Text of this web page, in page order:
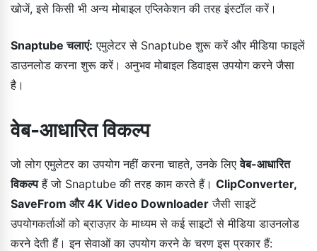
खोजें, इसे किसी भी अन्य मोबाइल एप्लिकेशन की तरह इंस्टॉल करें।
Snaptube चलाएं: एमुलेटर से Snaptube शुरू करें और मीडिया फाइलें
डाउनलोड करना शुरू करें। अनुभव मोबाइल डिवाइस उपयोग करने जैसा
है।
वेब-आधारित विकल्प
जो लोग एमुलेटर का उपयोग नहीं करना चाहते, उनके लिएवेब-आधारित
विकल्पहैं जो Snaptube की तरह काम करते हैं। ClipConverter,
SaveFrom और 4K Video Downloader जैसी साइटें
उपयोगकर्ताओं को ब्राउज़र के माध्यम से कई साइटों से मीडिया डाउनलोड
करने देती हैं। इन सेवाओं का उपयोग करने के चरण इस प्रकार हैं: